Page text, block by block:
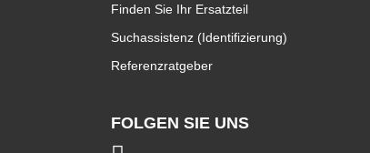
Finden Sie Ihr Ersatzteil
Suchassistenz (Identifizierung)
Referenzratgeber
FOLGEN SIE UNS